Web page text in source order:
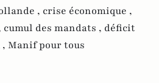
, crise économique ,
cumul des mandats , déficit
Manif pour tous